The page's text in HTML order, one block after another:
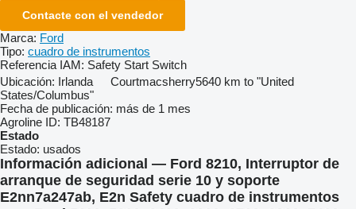
Contacte con el vendedor
Marca: Ford
Tipo: cuadro de instrumentos
Referencia IAM: Safety Start Switch
Ubicación: Irlanda Courtmacsherry5640 km to "United
States/Columbus"
Fecha de publicación: más de 1 mes
Agroline ID: TB48187
Estado
Estado: usados
Información adicional — Ford 8210, Interruptor de
arranque de seguridad serie 10 y soporte
E2nn7a247ab, E2n Safety cuadro de instrumentos